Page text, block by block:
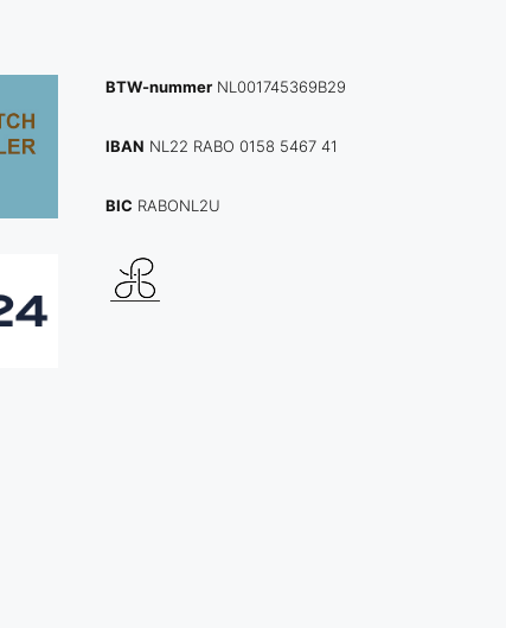
BTW-nummer NL001745369B29
IBAN NL22 RABO 0158 5467 41
BIC RABONL2U